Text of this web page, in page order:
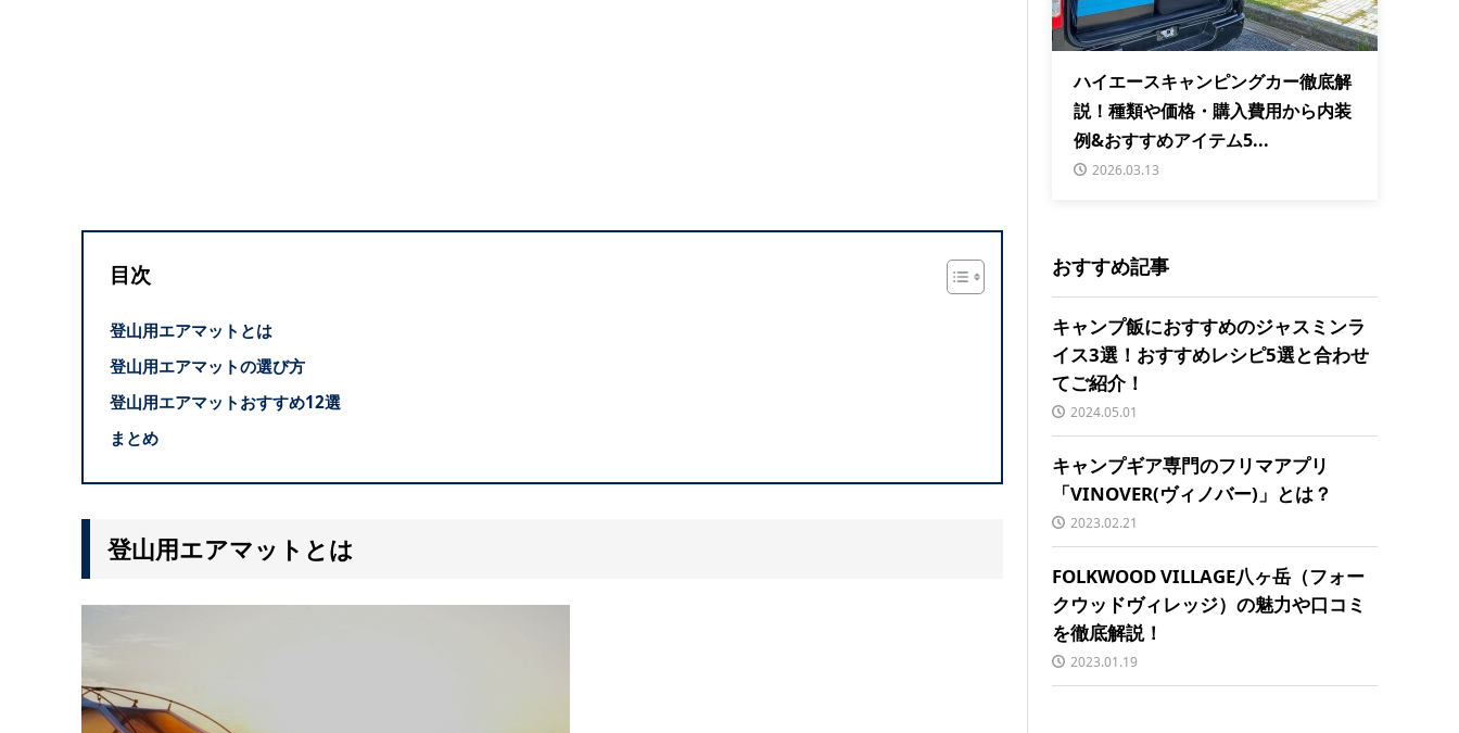
目次
登山用エアマットとは
登山用エアマットの選び方
登山用エアマットおすすめ12選
まとめ
登山用エアマットとは
ハイエースキャンピングカー徹底解
説！種類や価格・購入費用から内装
例&おすすめアイテム5...
2026.03.13
おすすめ記事
キャンプ飯におすすめのジャスミンラ
イス3選！おすすめレシピ5選と合わせ
てご紹介！
2024.05.01
キャンプギア専門のフリマアプリ
「VINOVER(ヴィノバー)」とは？
2023.02.21
FOLKWOOD VILLAGE八ヶ岳（フォー
クウッドヴィレッジ）の魅力や口コミ
を徹底解説！
2023.01.19